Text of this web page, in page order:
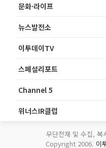
문화·라이프
뉴스발전소
이투데이TV
스페셜리포트
Channel 5
위너스IR클럽
무단전재 및 수집, 복
Copyright 2006. 이